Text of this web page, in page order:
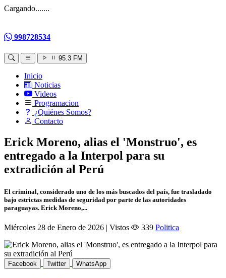
Cargando.......
998728534
95.3 FM
Inicio
Noticias
Videos
Programacion
¿Quiénes Somos?
Contacto
Erick Moreno, alias el 'Monstruo', es
entregado a la Interpol para su
extradición al Perú
El criminal, considerado uno de los más buscados del país, fue trasladado
bajo estrictas medidas de seguridad por parte de las autoridades
paraguayas. Erick Moreno,...
Miércoles 28 de Enero de 2026 | Vistos 339 Politica
Facebook Twitter WhatsApp